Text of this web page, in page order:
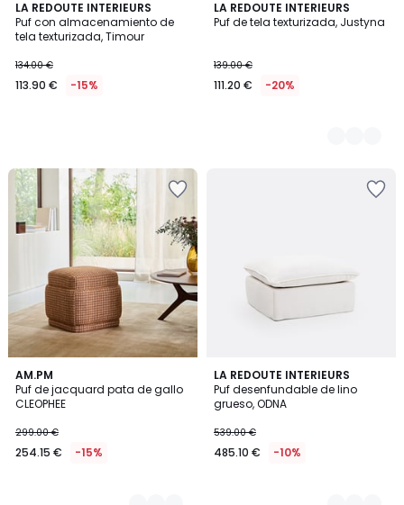
LA REDOUTE INTERIEURS
Puf con almacenamiento de
tela texturizada, Timour
134.00 €
113.90 € -15%
LA REDOUTE INTERIEURS
Puf de tela texturizada, Justyna
139.00 €
111.20 € -20%
2
Colores
AM.PM
Puf de jacquard pata de gallo
CLEOPHEE
299.00 €
254.15 € -15%
2
Colores
LA REDOUTE INTERIEURS
Puf desenfundable de lino
grueso, ODNA
539.00 €
485.10 € -10%
2
Colores